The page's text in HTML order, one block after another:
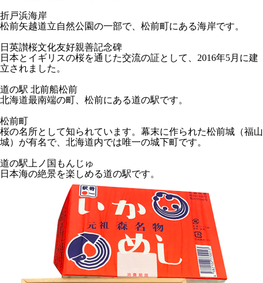
折戸浜海岸
松前矢越道立自然公園の一部で、松前町にある海岸です。
日英讃桜文化友好親善記念碑
日本とイギリスの桜を通じた交流の証として、2016年5月に建
立されました。
道の駅 北前船松前
北海道最南端の町、松前にある道の駅です。
松前町
桜の名所として知られています。幕末に作られた松前城（福山
城）が有名で、北海道内では唯一の城下町です。
道の駅上ノ国もんじゅ
日本海の絶景を楽しめる道の駅です。